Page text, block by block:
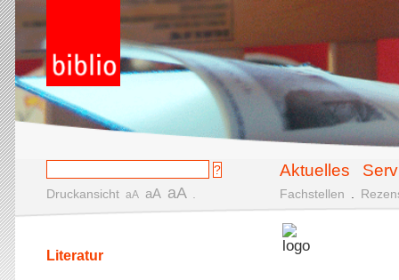
Aktuelles
Druckansicht aA aA aA Fachstellen
Literatur